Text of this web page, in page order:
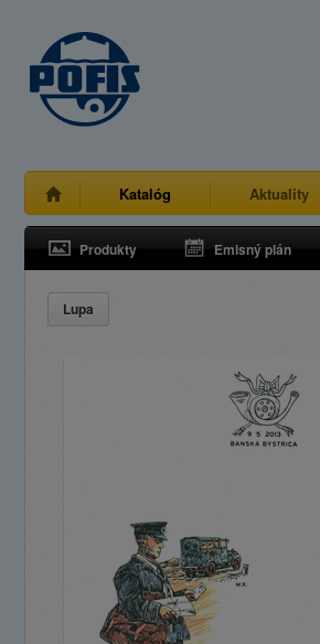
Katalóg Aktuality
Produkty Emisný plán
Lupa